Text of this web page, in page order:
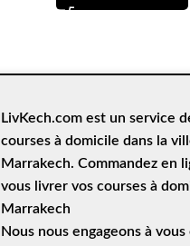
LivKech.com est un service
courses à domicile dans la
Marrakech. Commandez en
vous livrer vos courses à
Marrakech
Nous nous engageons à